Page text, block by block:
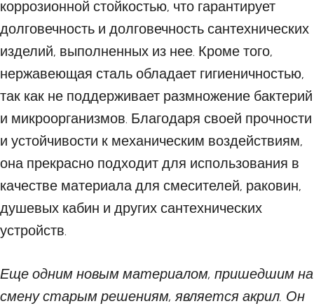
коррозионной стойкостью, что гарантирует
долговечность и долговечность сантехнических
изделий, выполненных из нее. Кроме того,
нержавеющая сталь обладает гигиеничностью,
так как не поддерживает размножение бактерий
и микроорганизмов. Благодаря своей прочности
и устойчивости к механическим воздействиям,
она прекрасно подходит для использования в
качестве материала для смесителей, раковин,
душевых кабин и других сантехнических
устройств.
Еще одним новым материалом, пришедшим на
смену старым решениям, является акрил. Он